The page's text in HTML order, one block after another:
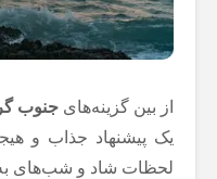
از بین گزینه‌های جنوب
یک پیشنهاد جذاب و
لحظات شاد و شب‌های به